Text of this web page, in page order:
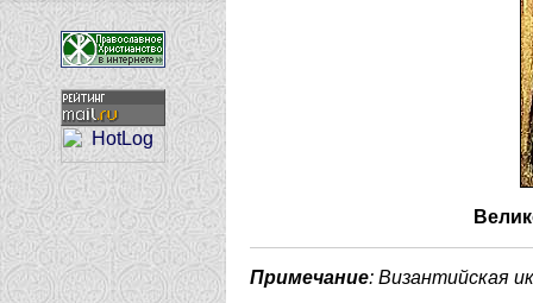
Примечание: Византийская